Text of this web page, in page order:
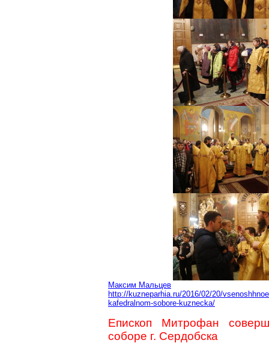
Максим Мальцев
http://kuzneparhia.ru/2016/02/20/
kafedralnom-sobore-kuznecka/
Епископ Митрофан
соборе г. Сердобска